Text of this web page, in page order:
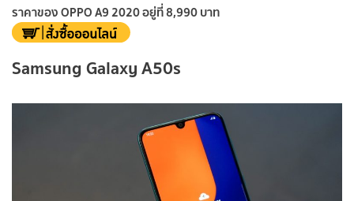
ราคาของ OPPO A9 2020 อยู่ที่ 8,990 บาท
Samsung Galaxy A50s